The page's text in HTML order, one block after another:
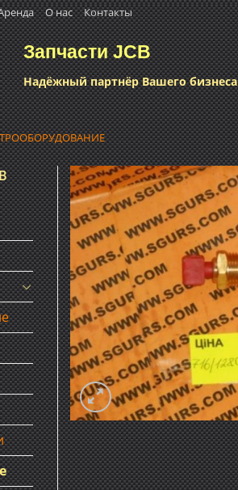
О нас Контакты
Запчасти JCB
Надёжный партнёр Вашего бизнеса